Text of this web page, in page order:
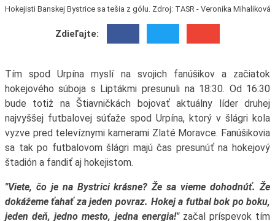
Hokejisti Banskej Bystrice sa tešia z gólu. Zdroj: TASR - Veronika Mihaliková
Zdieľajte:
Tím spod Urpína myslí na svojich fanúšikov a začiatok
hokejového súboja s Liptákmi presunuli na 18:30. Od 16:30
bude totiž na Štiavničkách bojovať aktuálny líder druhej
najvyššej futbalovej súťaže spod Urpína, ktorý v šlágri kola
vyzve pred televíznymi kamerami Zlaté Moravce. Fanúšikovia
sa tak po futbalovom šlágri majú čas presunúť na hokejový
štadión a fandiť aj hokejistom.
"Viete, čo je na Bystrici krásne? Že sa vieme dohodnúť. Že
dokážeme ťahať za jeden povraz. Hokej a futbal bok po boku,
jeden deň, jedno mesto, jedna energia!"začal príspevok tím